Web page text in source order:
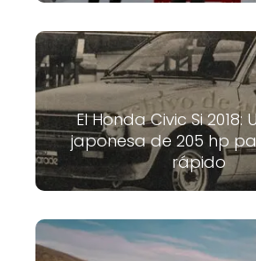
El Honda Civic Si 2018:
japonesa de 205 hp
rápido